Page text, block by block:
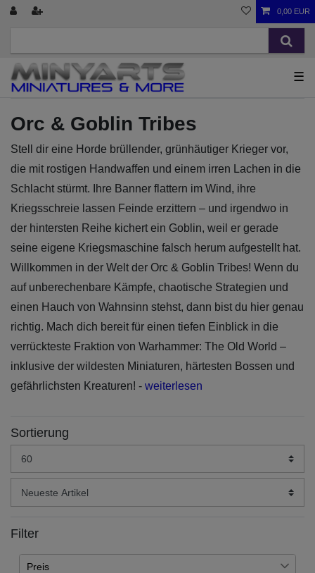
0,00 EUR
☰
Orc & Goblin Tribes
Stell dir eine Horde brüllender, grünhäutiger Krieger vor,
die mit rostigen Handwaffen und einem irren Lachen in die
Schlacht stürmt. Ihre Banner flattern im Wind, ihre
Kriegsschreie lassen Feinde erzittern – und irgendwo in
der hintersten Reihe kichert ein Goblin, weil er gerade
seine eigene Kriegsmaschine falsch herum aufgestellt hat.
Willkommen in der Welt der Orc & Goblin Tribes! Wenn du
auf unberechenbare Kämpfe, chaotische Strategien und
einen Hauch von Wahnsinn stehst, dann bist du hier genau
richtig. Mach dich bereit für einen tiefen Einblick in die
verrückteste Fraktion von Warhammer: The Old World –
inklusive der wildesten Miniaturen, härtesten Bossen und
gefährlichsten Kreaturen! - weiterlesen
Sortierung
Filter
Preis